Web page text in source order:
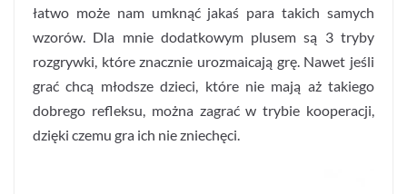
łatwo może nam umknąć jakaś para takich samych
wzorów. Dla mnie dodatkowym plusem są 3 tryby
rozgrywki, które znacznie urozmaicają grę. Nawet jeśli
grać chcą młodsze dzieci, które nie mają aż takiego
dobrego refleksu, można zagrać w trybie kooperacji,
dzięki czemu gra ich nie zniechęci.